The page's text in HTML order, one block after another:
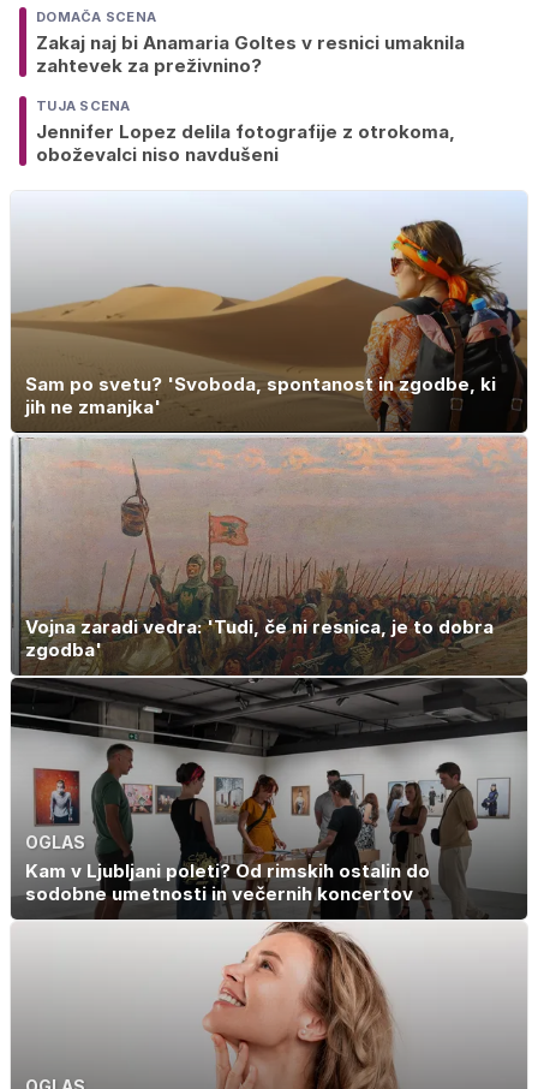
DOMAČA SCENA
Zakaj naj bi Anamaria Goltes v resnici umaknila
zahtevek za preživnino?
TUJA SCENA
Jennifer Lopez delila fotografije z otrokoma,
oboževalci niso navdušeni
Sam po svetu? 'Svoboda, spontanost in zgodbe, ki
jih ne zmanjka'
Vojna zaradi vedra: 'Tudi, če ni resnica, je to dobra
zgodba'
OGLAS
Kam v Ljubljani poleti? Od rimskih ostalin do
sodobne umetnosti in večernih koncertov